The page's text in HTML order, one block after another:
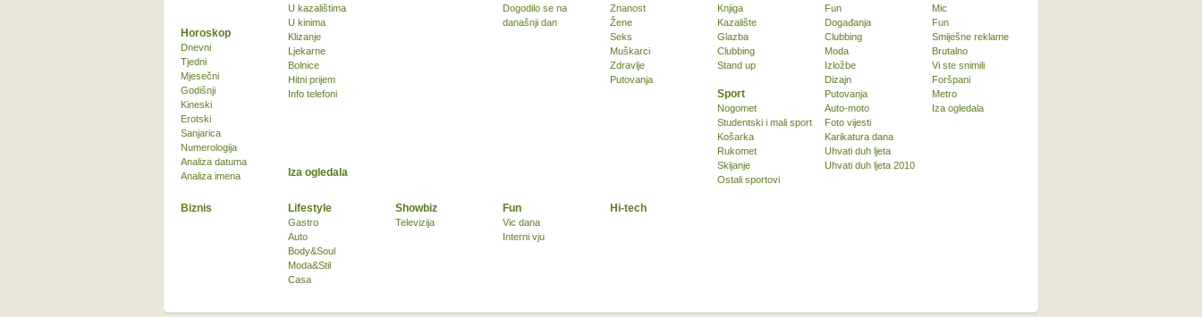
U kazalištima
U kinima
Klizanje
Ljekarne
Bolnice
Hitni prijem
Info telefoni
Dogodilo se na
današnji dan
Znanost
Žene
Seks
Muškarci
Zdravlje
Putovanja
Knjiga
Kazalište
Glazba
Clubbing
Stand up
Sport
Nogomet
Studentski i mali sport
Košarka
Rukomet
Skijanje
Ostali sportovi
Biznis Lifestyle
Gastro
Auto
Body&Soul
Moda&Stil
Casa
Showbiz
Televizija
Fun
Vic dana
Interni vju
Horoskop
Dnevni
Tjedni
Mjesečni
Godišnji
Kineski
Erotski
Sanjarica
Numerologija
Analiza datuma
Analiza imena
Iza ogledala
Hi-tech
Fun
Događanja
Clubbing
Moda
Izložbe
Dizajn
Putovanja
Auto-moto
Foto vijesti
Karikatura dana
Uhvati duh ljeta
Uhvati duh ljeta 2010
Mic
Fun
Smiješne reklame
Brutalno
Vi ste snimili
Foršpani
Metro
Iza ogledala